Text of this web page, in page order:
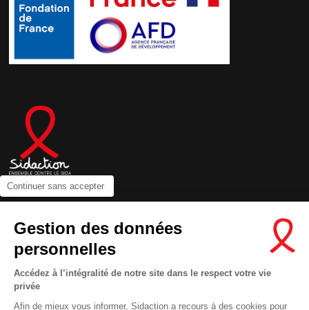
Continuer sans accepter
Gestion des données
personnelles
Accédez à l’intégralité de notre site dans le respect votre vie
privée
Afin de mieux vous informer, Sidaction a recours à des cookies pour
Newsletter
Nous suivre sur les réseaux :